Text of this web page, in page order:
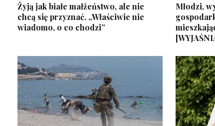
Żyją jak białe małżeństwo, ale nie
chcą się przyznać. „Właściwie nie
wiadomo, o co chodzi”
Młodzi,